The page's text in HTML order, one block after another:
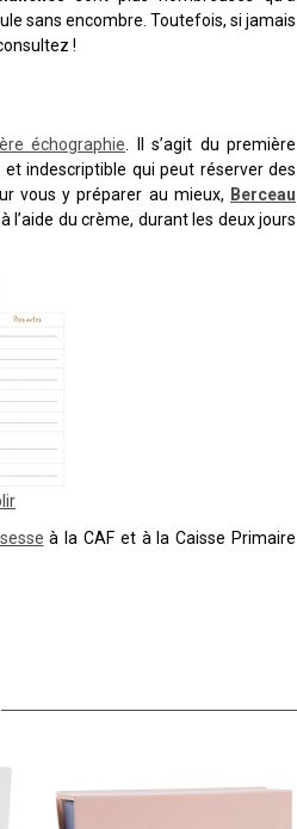
sans encombre. Toutefois, si jamais
!
échographie . Il s’agit du première
indescriptible qui peut réserver des
vous y préparer au mieux, Berceau
à l’aide du crème, durant les deux jours
à la CAF et à la Caisse Primaire